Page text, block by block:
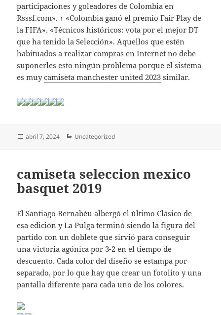
participaciones y goleadores de Colombia en
Rsssf.com». ↑ «Colombia ganó el premio Fair Play de
la FIFA». «Técnicos históricos: vota por el mejor DT
que ha tenido la Selección». Aquellos que estén
habituados a realizar compras en Internet no debe
suponerles esto ningún problema porque el sistema
es muycamiseta manchester united 2023 similar.
Publicado
abril 7, 2024 Categorías
Uncategorized
camiseta seleccion mexico
basquet 2019
El Santiago Bernabéu albergó el último Clásico de
esa edición y La Pulga terminó siendo la figura del
partido con un doblete que sirvió para conseguir
una victoria agónica por 3-2 en el tiempo de
descuento. Cada color del diseño se estampa por
separado, por lo que hay que crear un fotolito y una
pantalla diferente para cada uno de los colores.